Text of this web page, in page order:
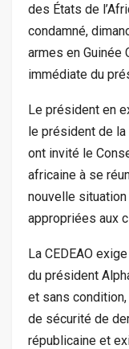
des États de
condamné,
armes en Guinée
immédiate du
Le président en
le président de
ont invité le
africaine à se
nouvelle
appropriées aux
La CEDEAO
du président
et sans
de sécurité de
républicaine et